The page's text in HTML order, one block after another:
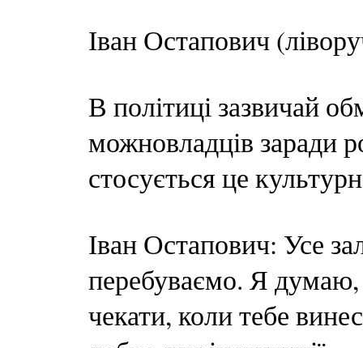
Іван Остапович
В політиці зазвичай
можновладців заради
стосується це
Іван Остапович: Усе
перебуваємо. Я думаю,
чекати, коли тебе